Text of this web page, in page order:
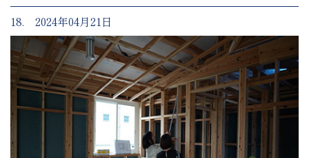
18. 2024年04月21日